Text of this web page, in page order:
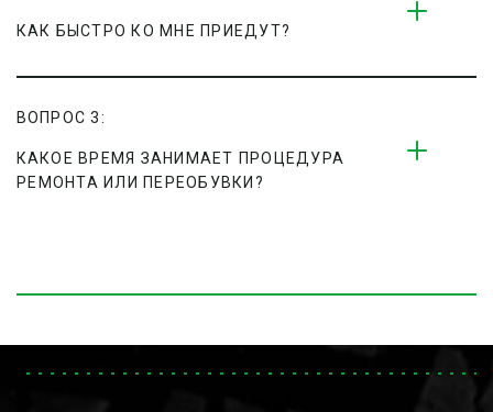
КАК БЫСТРО КО МНЕ ПРИЕДУТ?
ВОПРОС 3:
КАКОЕ ВРЕМЯ ЗАНИМАЕТ ПРОЦЕДУРА
РЕМОНТА ИЛИ ПЕРЕОБУВКИ?